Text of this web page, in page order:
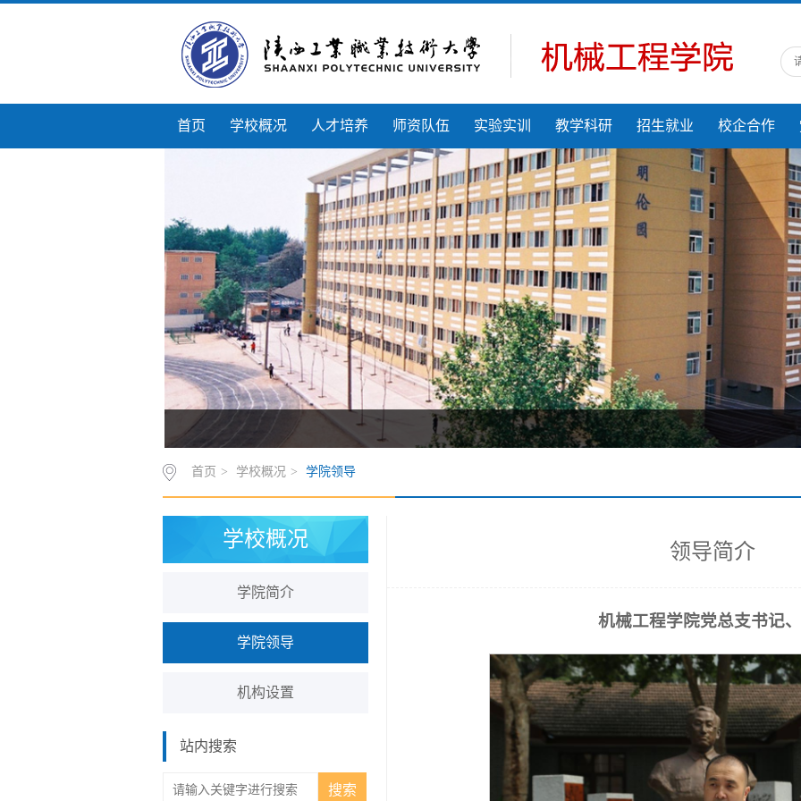
首页 学校概况 人才培养 师资队伍 实验实训 教学科研 招生就业 校企合作
首页 > 学校概况 > 学院领导
学校概况
学院简介
学院领导
机构设置
站内搜索
领导简介
机械工程学院党总支书记